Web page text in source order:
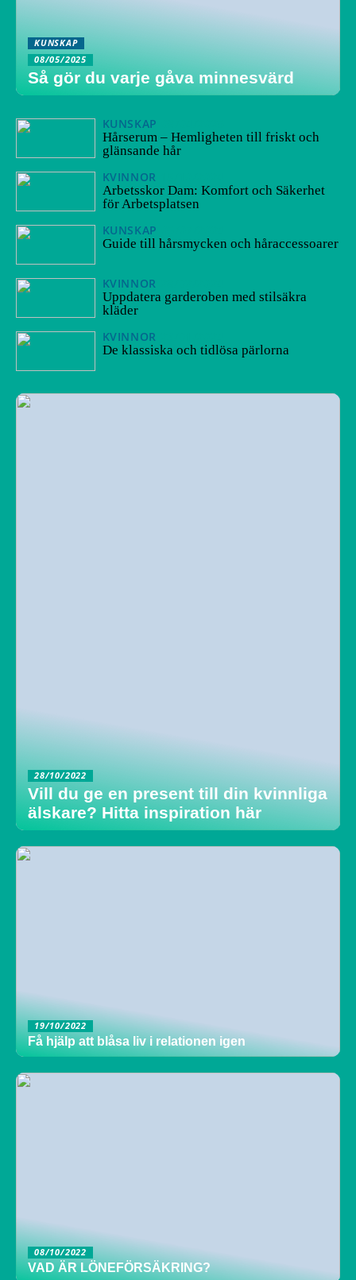
KUNSKAP
08/05/2025
Så gör du varje gåva minnesvärd
KUNSKAP
Hårserum – Hemligheten till friskt och
glänsande hår
KVINNOR
Arbetsskor Dam: Komfort och Säkerhet
för Arbetsplatsen
KUNSKAP
Guide till hårsmycken och håraccessoarer
KVINNOR
Uppdatera garderoben med stilsäkra
kläder
KVINNOR
De klassiska och tidlösa pärlorna
28/10/2022
Vill du ge en present till din kvinnliga
älskare? Hitta inspiration här
19/10/2022
Få hjälp att blåsa liv i relationen igen
08/10/2022
VAD ÄR LÖNEFÖRSÄKRING?